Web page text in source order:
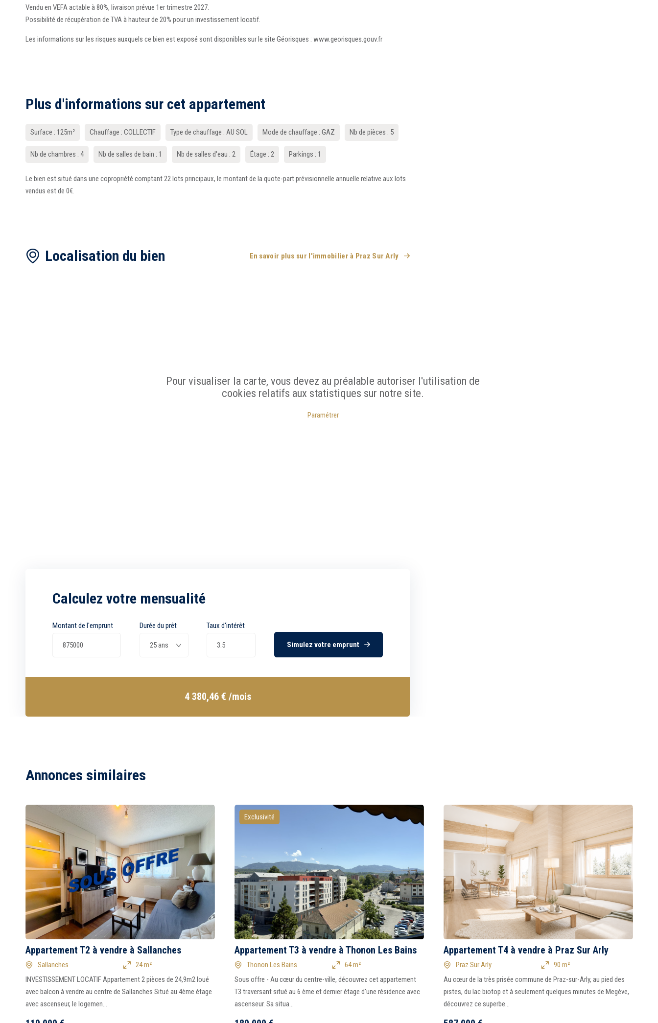
Vendu en VEFA actable à 80%, livraison prévue 1er trimestre 2027.
Possibilité de récupération de TVA à hauteur de 20% pour un investissement locatif.
Les informations sur les risques auxquels ce bien est exposé sont disponibles sur le site Géorisques : www.georisques.gouv.fr
Plus d'informations sur cet appartement
Surface : 125m² Chauffage : COLLECTIF Type de chauffage : AU SOL Mode de chauffage : GAZ Nb de pièces : 5
Nb de chambres : 4 Nb de salles de bain : 1 Nb de salles d'eau : 2 Étage : 2 Parkings : 1
Le bien est situé dans une copropriété comptant 22 lots principaux, le montant de la quote-part prévisionnelle annuelle relative aux lots
vendus est de 0€.
Localisation du bien En savoir plus sur l'immobilier à Praz Sur Arly
Pour visualiser la carte, vous devez au préalable autoriser l'utilisation de
cookies relatifs aux statistiques sur notre site.
Paramétrer
Calculez votre mensualité
Montant de l'emprunt Durée du prêt Taux d'intérêt
Simulez votre emprunt
4 380,46 € /mois
Annonces similaires
Appartement T2 à vendre à Sallanches
Sallanches
24 m²
INVESTISSEMENT LOCATIF Appartement 2 pièces de 24,9m2 loué
avec balcon à vendre au centre de Sallanches Situé au 4ème étage
avec ascenseur, le logemen...
Exclusivité
Appartement T3 à vendre à Thonon Les Bains
Thonon Les Bains
64 m²
Sous offre - Au cœur du centre-ville, découvrez cet appartement
T3 traversant situé au 6 ème et dernier étage d'une résidence avec
ascenseur. Sa situa...
Appartement T4 à vendre à Praz Sur Arly
Praz Sur Arly
90 m²
Au cœur de la très prisée commune de Praz-sur-Arly, au pied des
pistes, du lac biotop et à seulement quelques minutes de Megève,
découvrez ce superbe...